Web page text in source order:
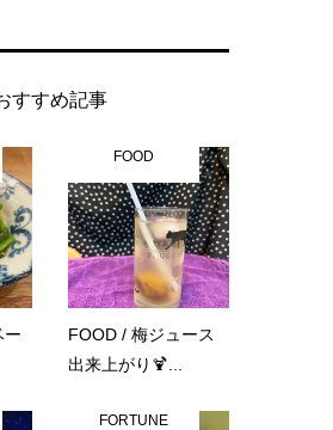
すすめ記事
FOOD
FOOD / 梅ジュース
出来上がり🍹...
FORTUNE